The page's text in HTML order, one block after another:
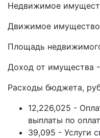
Недвижимое
Движимое имущество
Площадь
Доход от имущества
Расходы бюджета,
12,226,025 -
выплаты по
39,095 - Услуги